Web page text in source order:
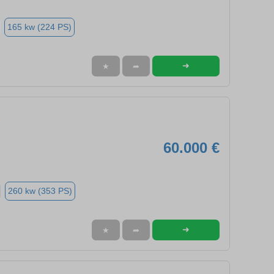
165 kw (224 PS)
★ ➦ ➜
60.000 €
260 kw (353 PS)
★ ➦ ➜